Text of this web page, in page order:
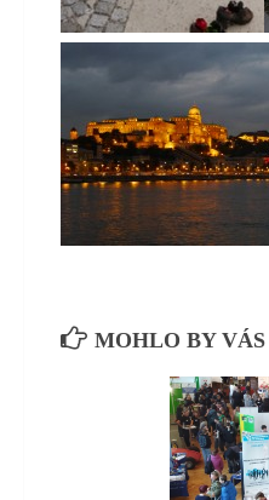
MOHLO BY